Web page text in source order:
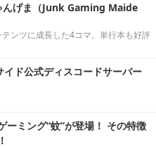
んげま（Junk Gaming Maide
ンツに成長した4コマ。単行本も好評
ド公式ディスコードサーバー
ーミング“蚊”が登場！ その特徴